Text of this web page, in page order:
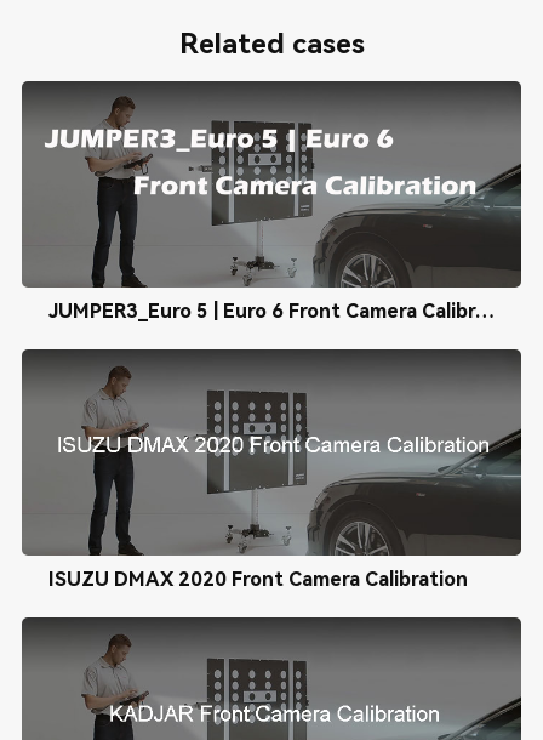
Related cases
JUMPER3_Euro 5 | Euro 6 Front Camera Calibration
ISUZU DMAX 2020 Front Camera Calibration